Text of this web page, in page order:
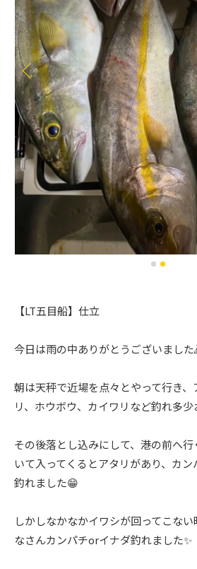
【LT五目船】仕立
今日は雨の中ありがとうございました
朝は天秤で近場を点々とやって行き、
リ、ホウボウ、カイワリなど釣れ多
その後落とし込みにして、港の前へ
いて入ってくるとアタリがあり、カ
釣れました😁
しかしなかなかイワシが回ってこな
なさんカンパチorイナダ釣れました✨